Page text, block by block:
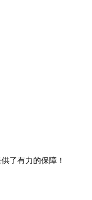
了有力的保障！